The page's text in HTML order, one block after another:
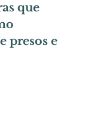
que
presos e